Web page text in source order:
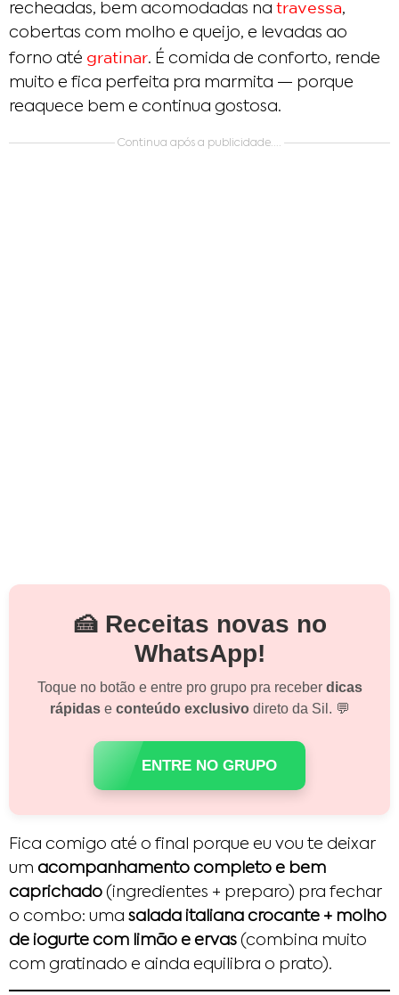
recheadas, bem acomodadas na travessa,
cobertas com molho e queijo, e levadas ao
forno até gratinar. É comida de conforto, rende
muito e fica perfeita pra marmita — porque
reaquece bem e continua gostosa.
Continua após a publicidade....
🍰 Receitas novas no
WhatsApp!
Toque no botão e entre pro grupo pra receber dicas
rápidase conteúdo exclusivodireto da Sil. 💬
ENTRE NO GRUPO
Fica comigo até o final porque eu vou te deixar
um acompanhamento completo e bem
caprichado (ingredientes + preparo) pra fechar
o combo: uma salada italiana crocante + molho
de iogurte com limão e ervas (combina muito
com gratinado e ainda equilibra o prato).